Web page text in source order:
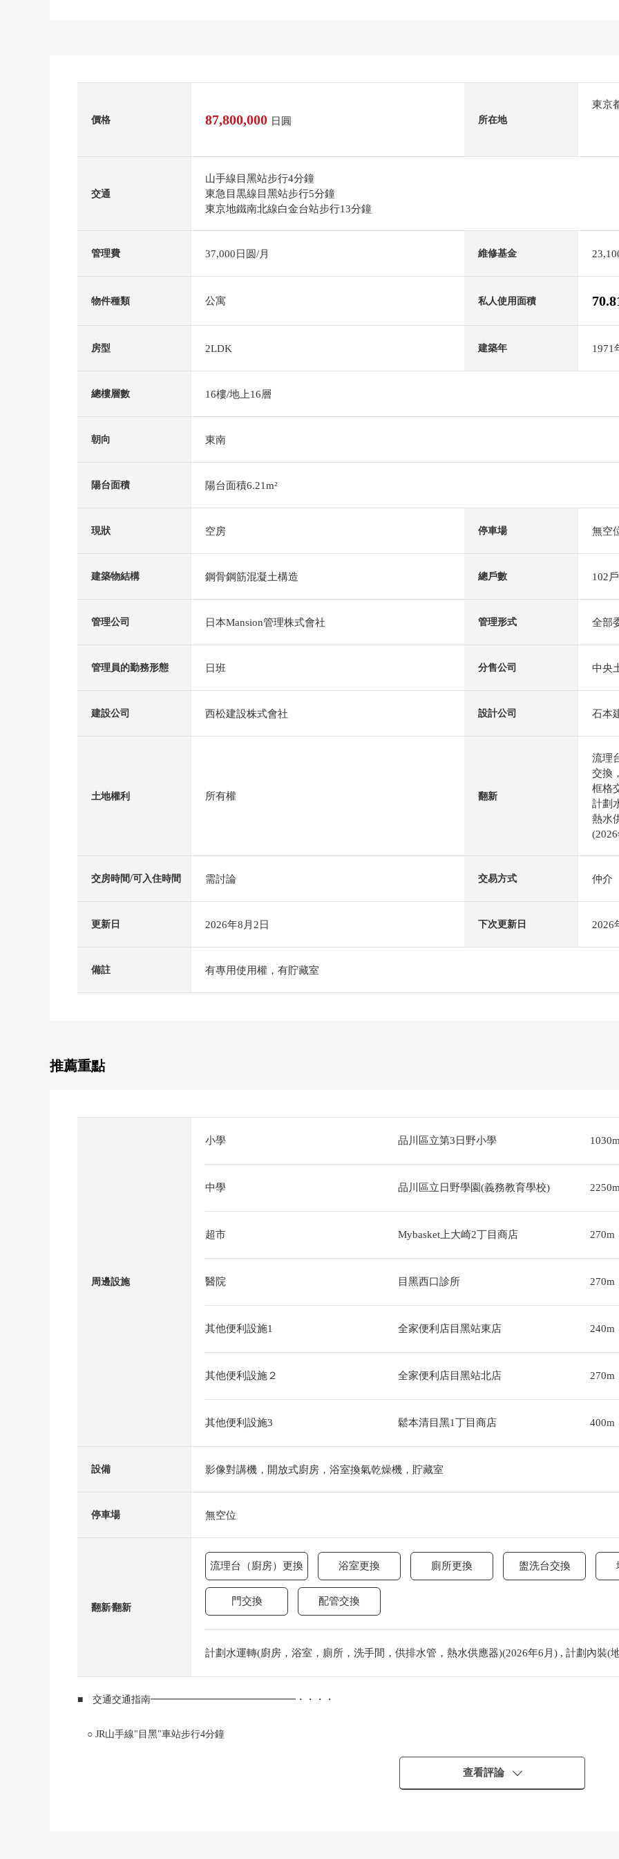
價格 87,800,000 日圓 所在地
東京
交通
山手線目黑站步行4分鐘
東急目黒線目黑站步行5分鐘
東京地鐵南北線白金台站步行13分鐘
管理費 37,000日圆/月 維修基金
物件種類 公寓 私人使用面積
房型 2LDK 建築年 1971
總樓層數 16樓/地上16層
朝向 東南
陽台面積 陽台面積6.21m²
現狀 空房 停車場 無空
建築物結構 鋼骨鋼筋混凝土構造 總戶數 102戶
管理公司 日本Mansion管理株式會社 管理形式 全部
管理員的勤務形態 日班 分售公司 中央
建設公司 西松建設株式會社 設計公司 石本
土地權利 所有權 翻新
流理
交換
框格
計劃
熱水
交房時間/可入住時間 需討論 交易方式 仲介
更新日 2026年8月2日 下次更新日 2026
備註 有專用使用權，有貯藏室
推薦重點
周邊設施
小學 品川區立第3日野小學
中學 品川區立日野學園(義務教育學校)
超市 Mybasket上大崎2丁目商店 270m
醫院 目黑西口診所 270m
其他便利設施1 全家便利店目黑站東店 240m
其他便利設施２ 全家便利店目黑站北店 270m
其他便利設施3 鬆本清目黑1丁目商店 400m
設備 影像對講機，開放式廚房，浴室換氣乾燥機，貯藏室
停車場 無空位
翻新⁄翻新
流理台（廚房）更換 浴室更換 廁所更換 盥洗台交換
門交換 配管交換
計劃水運轉(廚房，浴室，廁所，洗手間，供排水管，熱水供應器)(2026年6月) , 計劃內裝(
■ 交通交通指南━━━━━━━━━━━━━━━・・・・
○ JR山手線"目黑"車站步行4分鐘
查看評論